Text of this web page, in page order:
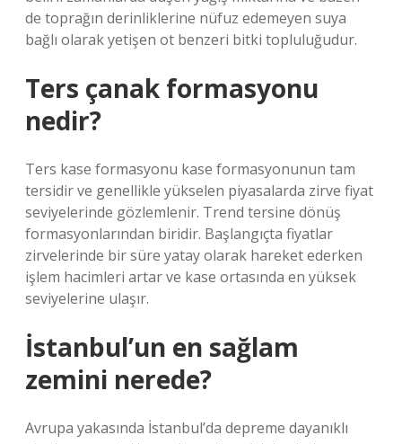
de toprağın derinliklerine nüfuz edemeyen suya
bağlı olarak yetişen ot benzeri bitki topluluğudur.
Ters çanak formasyonu
nedir?
Ters kase formasyonu kase formasyonunun tam
tersidir ve genellikle yükselen piyasalarda zirve fiyat
seviyelerinde gözlemlenir. Trend tersine dönüş
formasyonlarından biridir. Başlangıçta fiyatlar
zirvelerinde bir süre yatay olarak hareket ederken
işlem hacimleri artar ve kase ortasında en yüksek
seviyelerine ulaşır.
İstanbul’un en sağlam
zemini nerede?
Avrupa yakasında İstanbul’da depreme dayanıklı